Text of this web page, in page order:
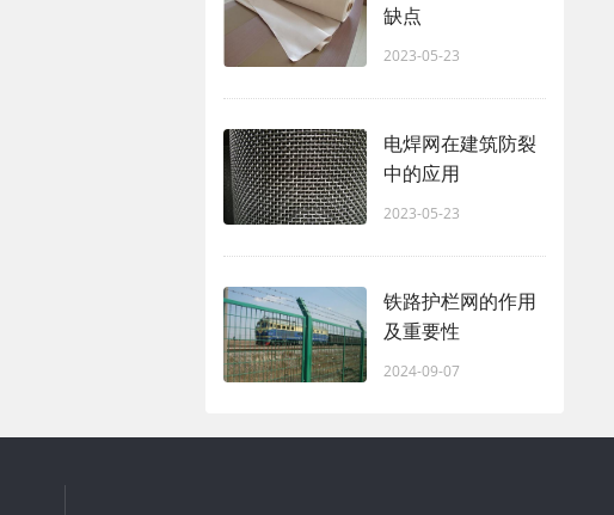
缺点
2023-05-23
电焊网在建筑防裂
中的应用
2023-05-23
铁路护栏网的作用
及重要性
2024-09-07